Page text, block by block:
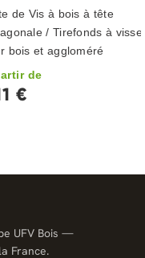
de Vis à bois à tête
/ Tirefonds à
bois et aggloméré
de
€
UFV Bois —
France.